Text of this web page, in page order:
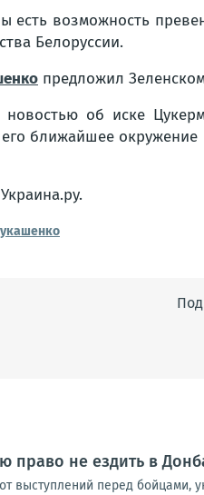
есть возможность
Белоруссии.
предложил
об иске
ближайшее
право не ездить в
выступлений перед бойцами,